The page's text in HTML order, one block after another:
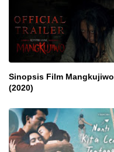
Sinopsis Film Mangkujiwo
(2020)